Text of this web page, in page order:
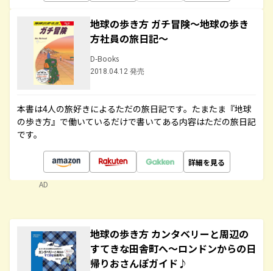
地球の歩き方 ガチ冒険～地球の歩き
方社員の旅日記～
D-Books
2018.04.12 発売
本書は4人の旅好きによるただの旅日記です。たまたま『地球
の歩き方』で働いているだけで書いてある内容はただの旅日記
です。
詳細を見る
AD
地球の歩き方 カンタベリーと周辺の
すてきな田舎町へ～ロンドンからの日
帰りおさんぽガイド♪